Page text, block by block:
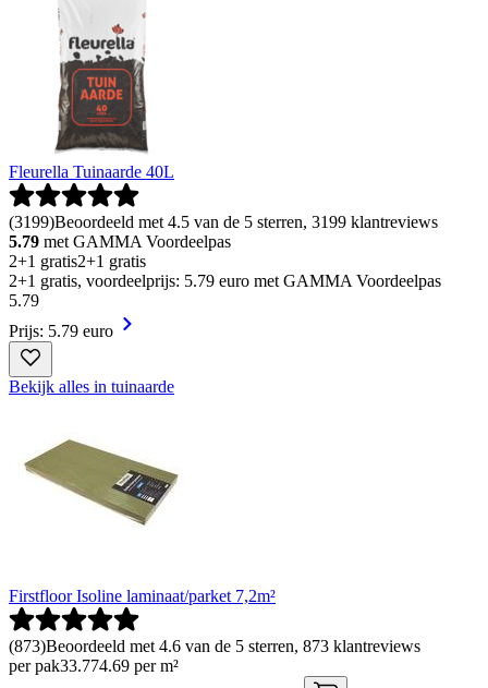
Fleurella Tuinaarde 40L
(3199)Beoordeeld met 4.5 van de 5 sterren, 3199 klantreviews
5.79 met GAMMA Voordeelpas
2+1 gratis2+1 gratis
2+1 gratis, voordeelprijs: 5.79 euro met GAMMA Voordeelpas
5.79
Prijs: 5.79 euro
Bekijk alles in tuinaarde
Firstfloor Isoline laminaat/parket 7,2m²
(873)Beoordeeld met 4.6 van de 5 sterren, 873 klantreviews
per pak33.774.69 per m²